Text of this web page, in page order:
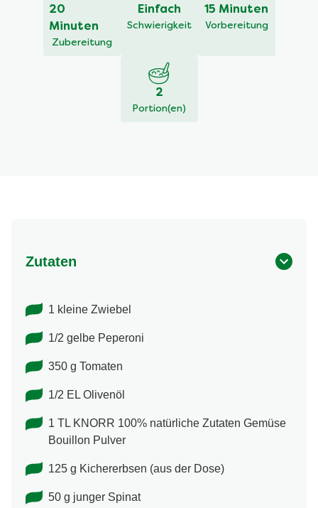
20
Minuten
Zubereitung
Einfach
Schwierigkeit
15 Minuten
Vorbereitung
2
Portion(en)
Zutaten
1 kleine Zwiebel
1/2 gelbe Peperoni
350 g Tomaten
1/2 EL Olivenöl
1 TL KNORR 100% natürliche Zutaten Gemüse
Bouillon Pulver
125 g Kichererbsen (aus der Dose)
50 g junger Spinat